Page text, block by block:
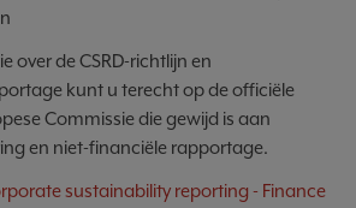
over de CSRD-richtlijn en
kunt u terecht op de officiële
Commissie die gewijd is aan
en niet-financiële rapportage.
sustainability reporting - Finance